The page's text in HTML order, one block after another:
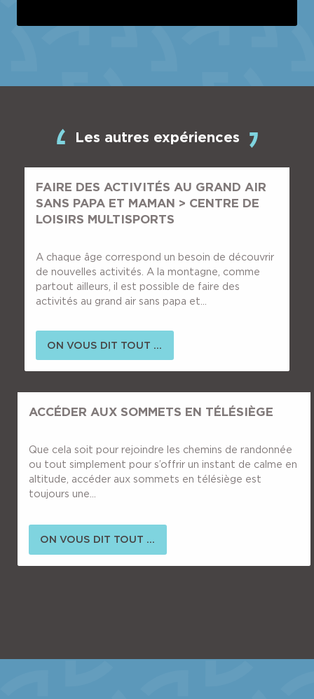
Les autres expériences
FAIRE DES ACTIVITÉS AU GRAND AIR
SANS PAPA ET MAMAN > CENTRE DE
LOISIRS MULTISPORTS
A chaque âge correspond un besoin de découvrir
de nouvelles activités. A la montagne, comme
partout ailleurs, il est possible de faire des
activités au grand air sans papa et...
ON VOUS DIT TOUT ...
ACCÉDER AUX SOMMETS EN TÉLÉSIÈGE
Que cela soit pour rejoindre les chemins de randonnée
ou tout simplement pour s’offrir un instant de calme en
altitude, accéder aux sommets en télésiège est
toujours une...
ON VOUS DIT TOUT ...